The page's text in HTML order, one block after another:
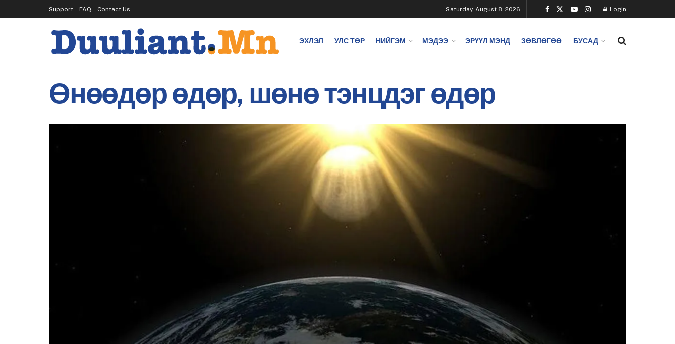
Support FAQ Contact Us Saturday, August 8, 2026 Login
ЭХЛЭЛ УЛС ТӨР НИЙГЭМ МЭДЭЭ ЭРҮҮЛ МЭНД ЗӨВЛӨГӨӨ БУСАД
Өнөөдөр өдөр, шөнө тэнцдэг өдөр